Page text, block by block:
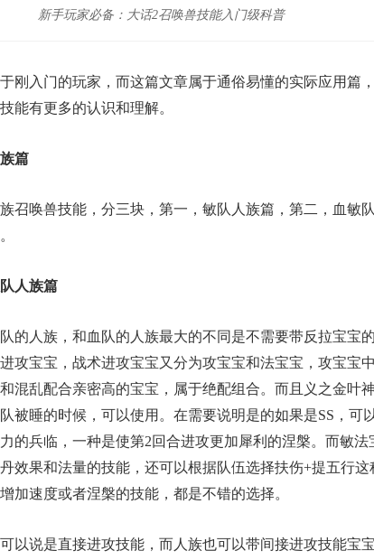
新手玩家必备：大话2召唤兽技能入门级科普
刚入门的玩家，而这篇文章属于通俗易懂的实际应用篇
能有更多的认识和理解。
篇
族召唤兽技能，分三块，第一，敏队人族篇，第二，血敏
人族篇
的人族，和血队的人族最大的不同是不需要带反拉宝宝
攻宝宝，战术进攻宝宝又分为攻宝宝和法宝宝，攻宝宝
混乱配合亲密高的宝宝，属于绝配组合。而且义之金叶
被睡的时候，可以使用。在需要说明是的如果是SS，可
的兵临，一种是使第2回合进攻更加犀利的涅槃。而敏
效果和法量的技能，还可以根据队伍选择扶伤+提五行
加速度或者涅槃的技能，都是不错的选择。
以说是直接进攻技能，而人族也可以带间接进攻技能宝